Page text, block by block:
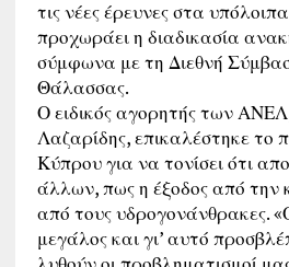
τις νέες έρευνες στα
προχωράει η διαδικασία
σύμφωνα με τη Διεθνή
Θάλασσας.
Ο ειδικός αγορητής των
Λαζαρίδης, επικαλέστηκε το
Κύπρου για να τονίσει ότι
άλλων, πως η έξοδος από την
από τους υδρογονάνθρακες.
μεγάλος και γι’ αυτό